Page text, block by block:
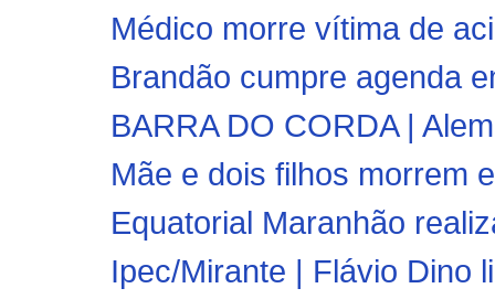
Médico morre vítima de
Brandão cumpre agenda
BARRA DO CORDA |
Mãe e dois filhos morrem
Equatorial Maranhão
Ipec/Mirante | Flávio Dino